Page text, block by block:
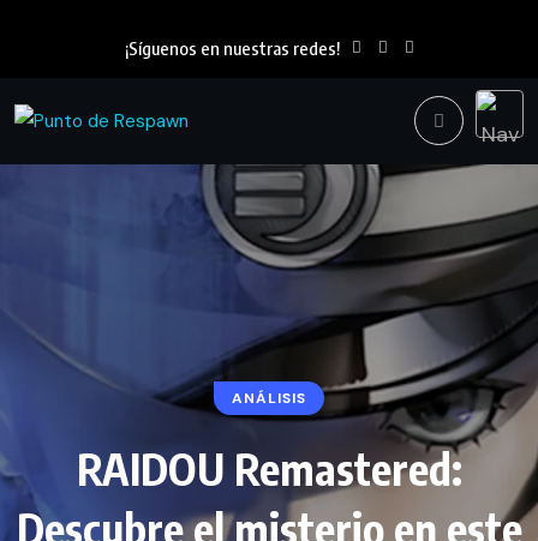
¡Síguenos en nuestras redes!
ANÁLISIS
RAIDOU Remastered:
Descubre el misterio en este